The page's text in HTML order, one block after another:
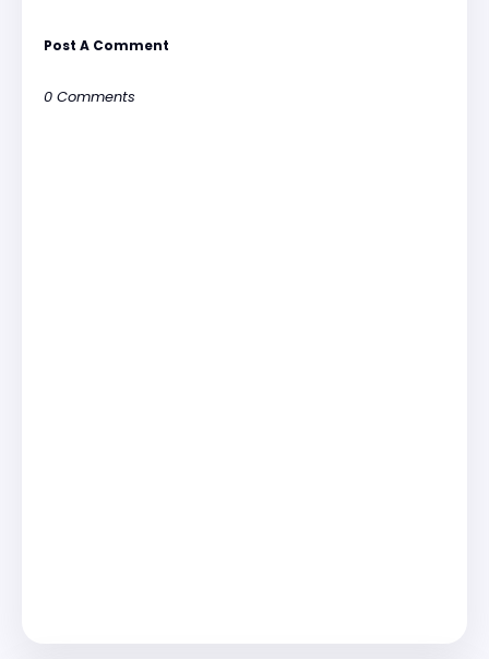
Post A Comment
0 Comments